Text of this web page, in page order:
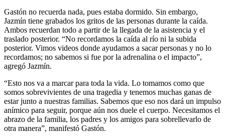
Gastón no recuerda nada, pues estaba dormido. Sin embargo,
Jazmín tiene grabados los gritos de las personas durante la caída.
Ambos recuerdan todo a partir de la llegada de la asistencia y el
traslado posterior. “No recordamos la caída al río ni la subida
posterior. Vimos videos donde ayudamos a sacar personas y no lo
recordamos; no sabemos si fue por la adrenalina o el impacto”,
agregó Jazmín.
“Esto nos va a marcar para toda la vida. Lo tomamos como que
somos sobrevivientes de una tragedia y tenemos muchas ganas de
estar junto a nuestras familias. Sabemos que eso nos dará un impulso
anímico para seguir, porque aún nos duele el cuerpo. Necesitamos el
abrazo de la familia, los padres y los amigos para sobrellevarlo de
otra manera”, manifestó Gastón.